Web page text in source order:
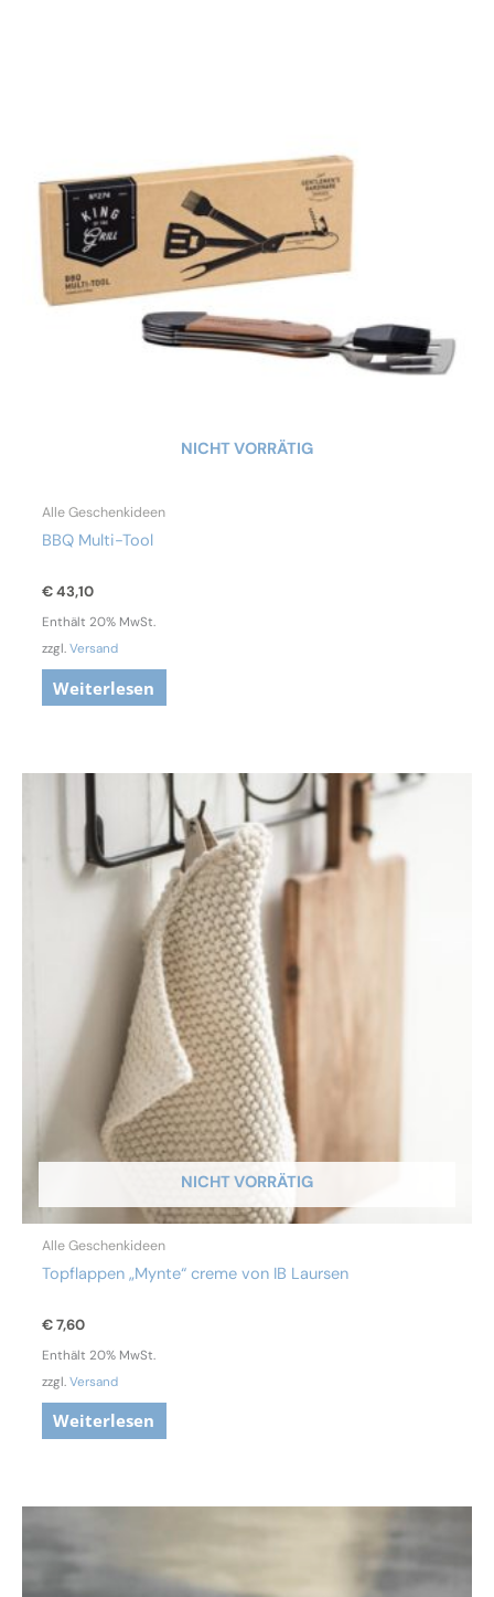
NICHT VORRÄTIG
Alle Geschenkideen
BBQ Multi-Tool
€43,10
Enthält 20% MwSt.
zzgl.Versand
Weiterlesen
NICHT VORRÄTIG
Alle Geschenkideen
Topflappen „Mynte“ creme von IB Laursen
€7,60
Enthält 20% MwSt.
zzgl.Versand
Weiterlesen